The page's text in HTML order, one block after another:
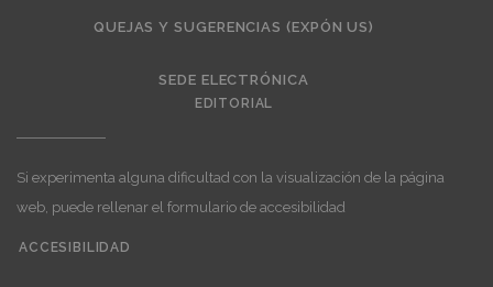
QUEJAS Y SUGERENCIAS (EXPÓN US)
SEDE ELECTRÓNICA
EDITORIAL
Si experimenta alguna dificultad con la visualización de la página
web, puede rellenar el formulario de accesibilidad
ACCESIBILIDAD